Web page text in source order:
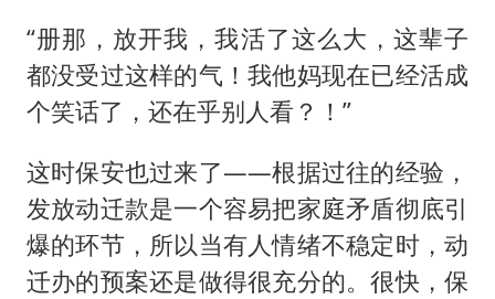
“册那，放开我，我活了这么大，这辈子
都没受过这样的气！我他妈现在已经活成
个笑话了，还在乎别人看？！”
这时保安也过来了——根据过往的经验，
发放动迁款是一个容易把家庭矛盾彻底引
爆的环节，所以当有人情绪不稳定时，动
迁办的预案还是做得很充分的。很快，保